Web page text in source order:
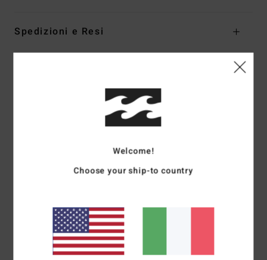
Spedizioni e Resi
Punteggio medio
4.0/5
Comfort
4.0
Welcome!
Choose your ship-to country